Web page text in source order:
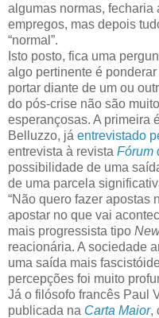
algumas normas, fecharia
empregos, mas depois
“normal”.
Isto posto, fica uma
algo pertinente é
portar diante de um ou
do pós-crise não são
esperançosas. A primeira
Belluzzo, já entrevistado
entrevista à revista Fórum
possibilidade de uma
de uma parcela
“Não quero fazer apostas
apostar no que vai
mais progressista tipo
reacionária. A sociedade
uma saída mais
percepções foi muito
Já o filósofo francês Paul
publicada na Carta Maior,